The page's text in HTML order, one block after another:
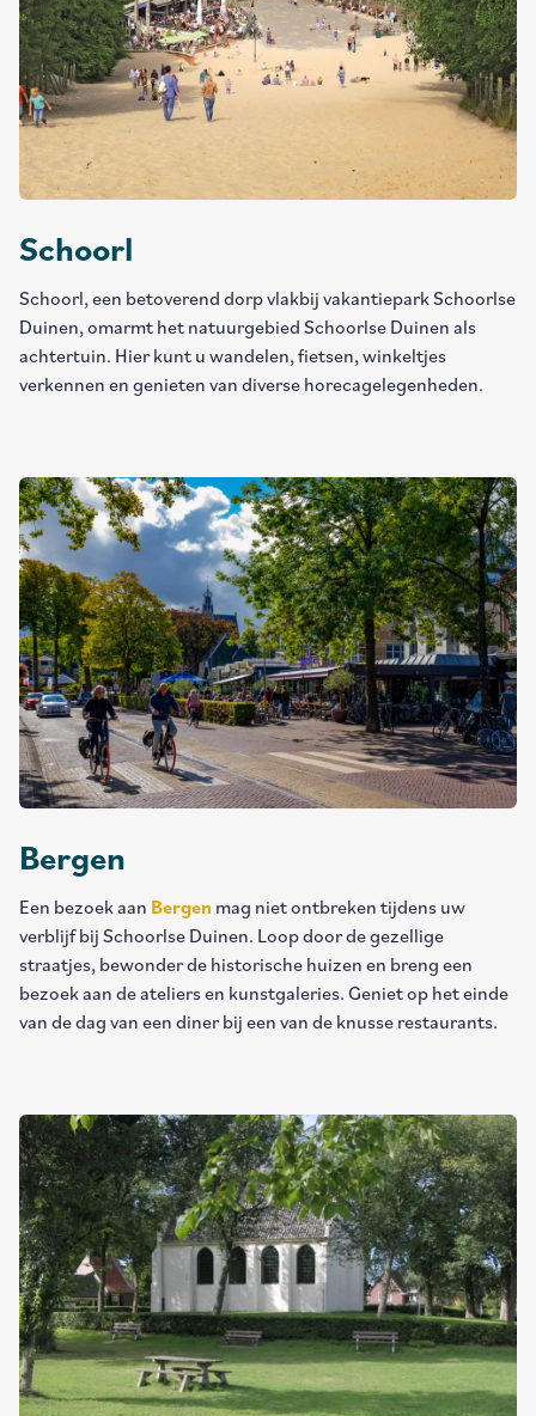
Schoorl
Schoorl, een betoverend dorp vlakbij vakantiepark Schoorlse
Duinen, omarmt het natuurgebied Schoorlse Duinen als
achtertuin. Hier kunt u wandelen, fietsen, winkeltjes
verkennen en genieten van diverse horecagelegenheden.
Bergen
Een bezoek aan Bergen mag niet ontbreken tijdens uw
verblijf bij Schoorlse Duinen. Loop door de gezellige
straatjes, bewonder de historische huizen en breng een
bezoek aan de ateliers en kunstgaleries. Geniet op het einde
van de dag van een diner bij een van de knusse restaurants.